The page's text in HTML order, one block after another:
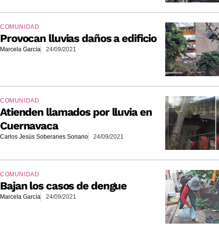
COMUNIDAD
Provocan lluvias daños a edificio
Marcela García 24/09/2021
COMUNIDAD
Atienden llamados por lluvia en
Cuernavaca
Carlos Jesús Soberanes Soriano 24/09/2021
COMUNIDAD
Bajan los casos de dengue
Marcela García 24/09/2021